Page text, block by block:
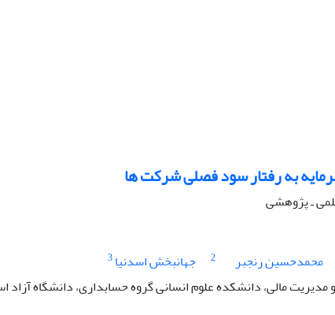
به رفتار سود فصلی شرکت ها
ـ پژوهشی
محمدحسین رنجبر 2 جهانبخش اسدنیا3
مالی، دانشکده علوم انسانی گروه حسابداری، دانشگاه آزاد